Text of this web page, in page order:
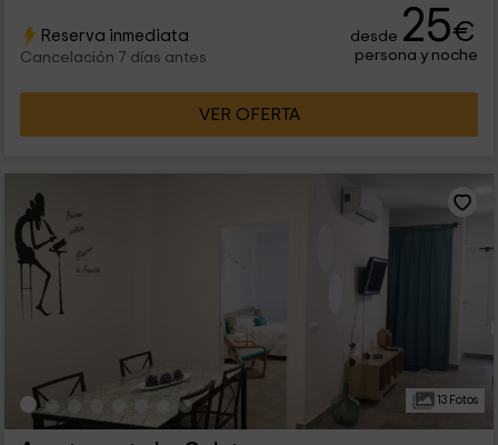
comunicadas. ¡Te esperamos!
Reserva inmediata
Cancelación 7 días antes
desde 25€
persona y noche
VER OFERTA
13 Fotos